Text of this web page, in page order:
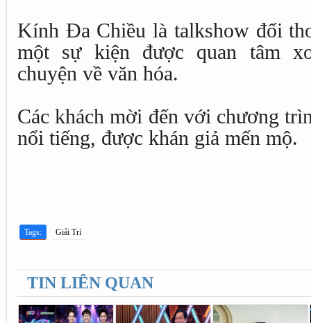
Kính Đa Chiều là talkshow đối
một sự kiện được quan tâm
chuyện về văn hóa.
Các khách mời đến với chương
nổi tiếng, được khán giả mến mộ.
Tags: Giải Trí
TIN LIÊN QUAN